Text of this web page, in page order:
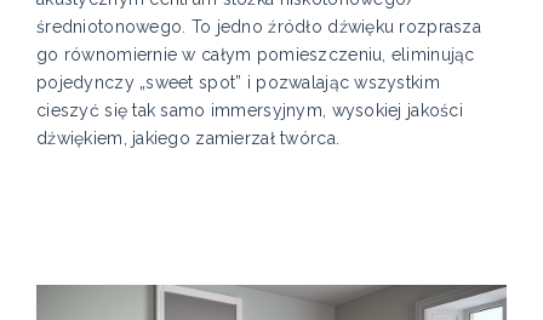
średniotonowego. To jedno źródło dźwięku rozprasza
go równomiernie w całym pomieszczeniu, eliminując
pojedynczy „sweet spot” i pozwalając wszystkim
cieszyć się tak samo immersyjnym, wysokiej jakości
dźwiękiem, jakiego zamierzał twórca.